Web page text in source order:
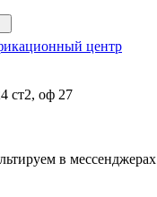
центр
ст2, оф 27
в мессенджерах